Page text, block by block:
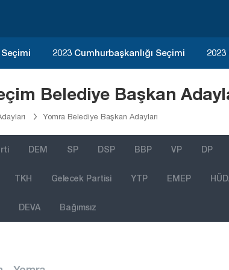
Seçimi 2023 Cumhurbaşkanlığı Seçimi
Belediye Başkan
Yomra Belediye Başkan Adayları
DEM SP DSP BBP VP DP
TKH Gelecek Partisi YTP EMEP
DEVA Bağımsız